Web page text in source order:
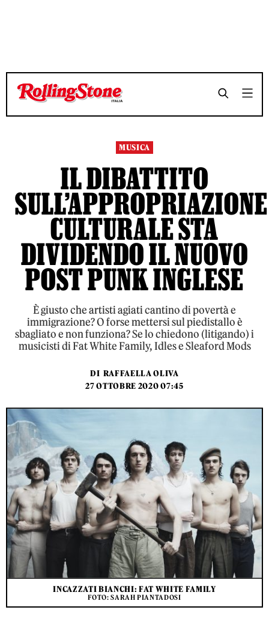
TEMPO DI LETTURA 11 MINUTI SHARE
TEMPO DI LETTURA 11 MINUTI SHARE
MUSICA
IL DIBATTITO
SULL’APPROPRIAZIONE
CULTURALE STA
DIVIDENDO IL NUOVO
POST PUNK INGLESE
È giusto che artisti agiati cantino di povertà e
immigrazione? O forse mettersi sul piedistallo è
sbagliato e non funziona? Se lo chiedono (litigando) i
musicisti di Fat White Family, Idles e Sleaford Mods
DI RAFFAELLA OLIVA
27 OTTOBRE 2020 07:45
INCAZZATI BIANCHI: FAT WHITE FAMILY
FOTO: SARAH PIANTADOSI